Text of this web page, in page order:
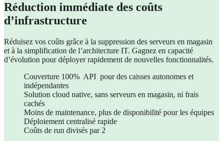
Réduction immédiate des coûts
d’infrastructure
Réduisez vos coûts grâce à la suppression des serveurs en magasin
et à la simplification de l’architecture IT. Gagnez en capacité
d’évolution pour déployer rapidement de nouvelles fonctionnalités.
Couverture 100% API pour des caisses autonomes et
indépendantes
Solution cloud native, sans serveurs en magasin, ni frais
cachés
Moins de maintenance, plus de disponibilité pour les équipes
Déploiement centralisé rapide
Coûts de run divisés par 2